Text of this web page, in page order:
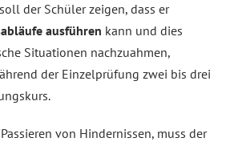
soll der Schüler zeigen, dass er
ausführen kann und dies
Situationen nachzuahmen,
der Einzelprüfung zwei bis drei
von Hindernissen, muss der